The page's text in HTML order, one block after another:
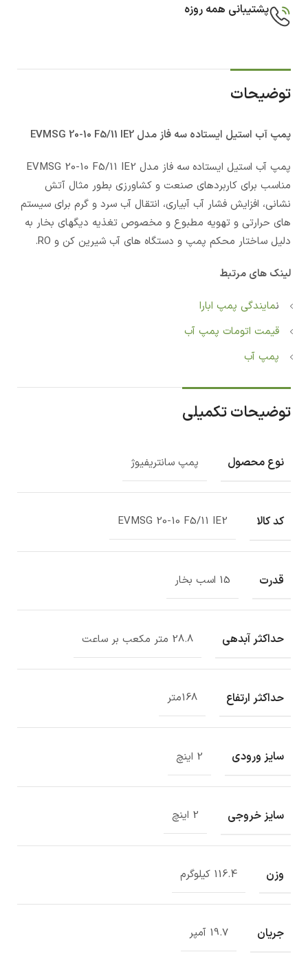
پشتیبانی همه روزه
توضیحات
پمپ آب استيل ایستاده سه فاز مدل EVMSG 20-10 F5/11 IE2
پمپ آب استيل ایستاده سه فاز مدل EVMSG 20-10 F5/11 IE2
مناسب برای کاربردهای صنعت و کشاورزی بطور مثال آتش
نشانی، افزایش فشار آب آبیاری، انتقال آب سرد و گرم برای سیستم
های حرارتی و تهویه مطبوع و مخصوص تغذیه دیگهای بخار به
دلیل ساختار محکم پمپ و دستگاه های آب شیرین کن و RO.
لینک های مرتبط
نمایندگی پمپ ابارا
قیمت اتومات پمپ آب
پمپ آب
توضیحات تکمیلی
نوع محصول پمپ سانتریفیوژ
کد کالا EVMSG 20-10 F5/11 IE2
قدرت 15 اسب بخار
حداکثر آبدهی 28.8 متر مکعب بر ساعت
حداکثر ارتفاع 168متر
سایز ورودی 2 اینچ
سایز خروجی 2 اینچ
وزن 116.4 کیلوگرم
جریان 19.7 آمپر